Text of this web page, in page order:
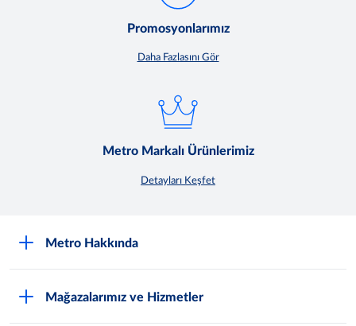
Promosyonlarımız
Daha Fazlasını Gör
Metro Markalı Ürünlerimiz
Detayları Keşfet
Metro Hakkında
Mağazalarımız ve Hizmetler